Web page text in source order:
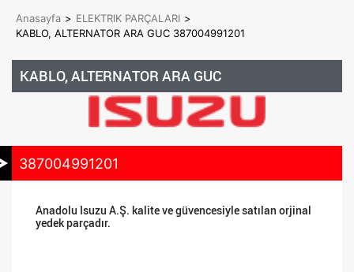
Anasayfa > ELEKTRIK PARÇALARI >
KABLO, ALTERNATOR ARA GUC 387004991201
KABLO, ALTERNATOR ARA GUC
387004991201
Anadolu Isuzu A.Ş. kalite ve güvencesiyle satılan orjinal
yedek parçadır.